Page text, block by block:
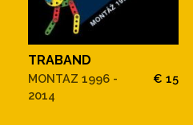
TRABAND
MONTAZ 1996 -
2014
€ 15